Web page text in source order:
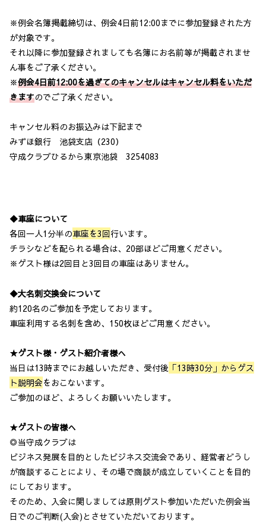
※例会名簿掲載締切は、例会4日前12:00までに参加登録された方
が対象です。
それ以降に参加登録されましても名簿にお名前等が掲載されませ
ん事をご了承ください。
※例会4日前12:00を過ぎてのキャンセルはキャンセル料をいただ
きますのでご了承ください。
キャンセル料のお振込みは下記まで
みずほ銀行 池袋支店（230）
守成クラブひるから東京池袋 3254083
◆車座について
各回一人1分半の車座を3回行います。
チラシなどを配られる場合は、20部ほどご用意ください。
※ゲスト様は2回目と3回目の車座はありません。
◆大名刺交換会について
約120名のご参加を予定しております。
車座利用する名刺を含め、150枚ほどご用意ください。
★ゲスト様・ゲスト紹介者様へ
当日は13時までにお越しいただき、受付後 「13時30分」からゲス
ト説明会をおこないます。
ご参加のほど、よろしくお願いいたします。
★ゲストの皆様へ
◎当守成クラブは
ビジネス発展を目的としたビジネス交流会であり、経営者どうし
が商談することにより、その場で商談が成立していくことを目的
にしております。
そのため、入会に関しましては原則ゲスト参加いただいた例会当
日でのご判断(入会)とさせていただいております。